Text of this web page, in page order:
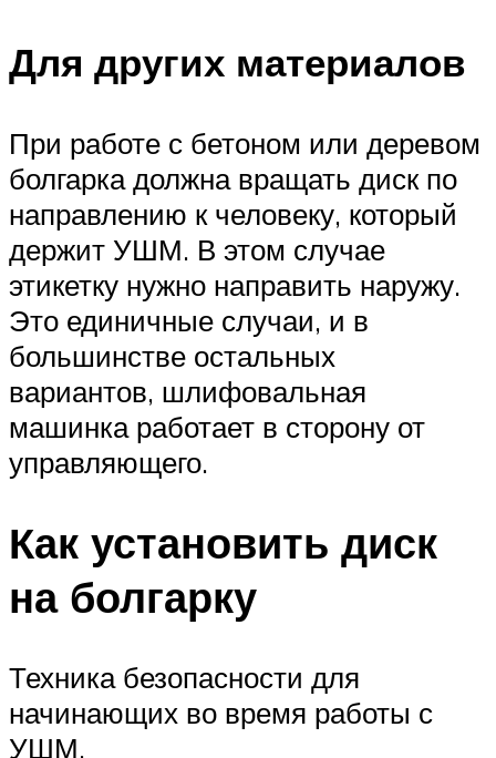
Для других материалов
При работе с бетоном или деревом
болгарка должна вращать диск по
направлению к человеку, который
держит УШМ. В этом случае
этикетку нужно направить наружу.
Это единичные случаи, и в
большинстве остальных
вариантов, шлифовальная
машинка работает в сторону от
управляющего.
Как установить диск
на болгарку
Техника безопасности для
начинающих во время работы с
УШМ.